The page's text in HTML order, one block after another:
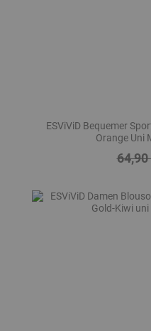
ESViViD Bequemer
Orange Uni
64,90